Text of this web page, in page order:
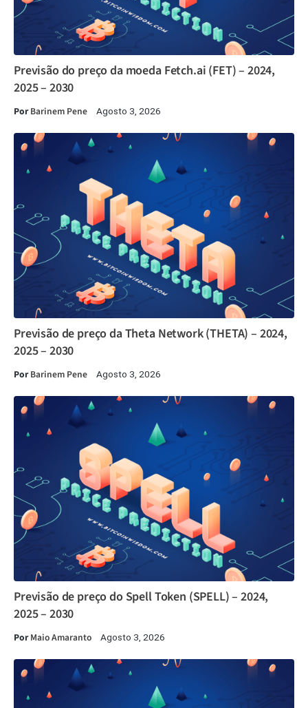
Previsão do preço da moeda Fetch.ai (FET) – 2024,
2025 – 2030
PorBarinem Pene Agosto 3, 2026
Previsão de preço da Theta Network (THETA) – 2024,
2025 – 2030
PorBarinem Pene Agosto 3, 2026
Previsão de preço do Spell Token (SPELL) – 2024,
2025 – 2030
PorMaio Amaranto Agosto 3, 2026